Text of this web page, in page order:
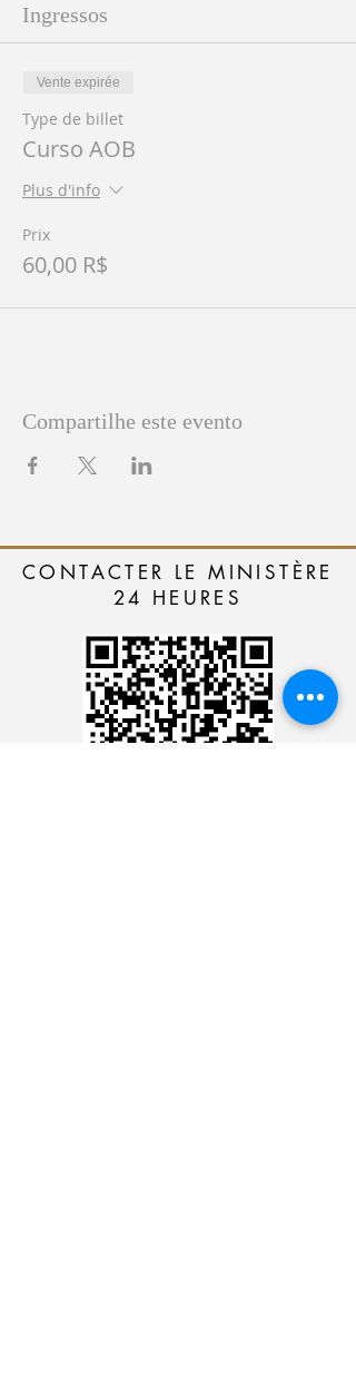
Ingressos
Vente expirée
Type de billet
Curso AOB
Plus d'info
Prix
60,00 R$
Compartilhe este evento
CONTACTER LE MINISTÈRE
24 HEURES